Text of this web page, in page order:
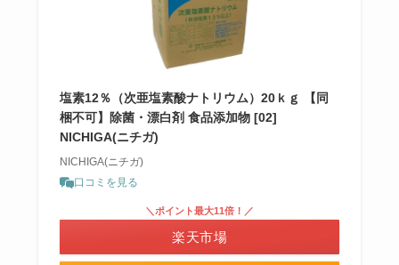
塩素12％（次亜塩素酸ナトリウム）20ｋｇ 【同
梱不可】除菌・漂白剤 食品添加物 [02]
NICHIGA(ニチガ)
NICHIGA(ニチガ)
口コミを見る
＼ポイント最大11倍！／
楽天市場